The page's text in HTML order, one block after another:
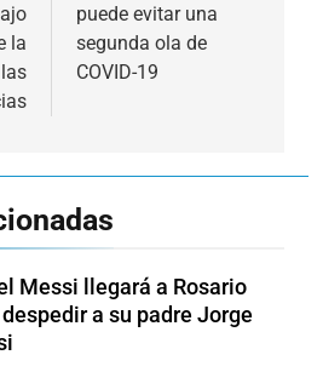
la
puede evitar una
segunda ola de
COVID-19
Messi llegará a Rosario
a su padre Jorge